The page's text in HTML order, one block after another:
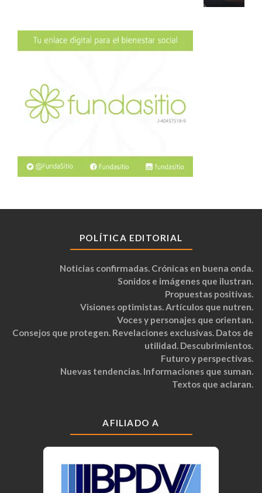
POLÍTICA EDITORIAL
Noticias confirmadas. Crónicas en buena onda.
Sonidos e imágenes que ilustran.
Propuestas positivas.
Visiones optimistas. Artículos que nutren.
Voces y personajes que orientan.
Consejos que protegen. Revelaciones exclusivas. Datos de
utilidad. Descubrimientos.
Futuro y perspectivas.
Nuevas tendencias. Informaciones que suman.
Textos que aclaran.
AFILIADO A